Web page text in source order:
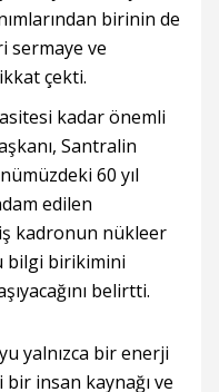
birinin de
sermaye ve
çekti.
kadar önemli
Santralin
60 yıl
edilen
kadronun nükleer
bilgi birikimini
belirtti.
yalnızca bir enerji
insan kaynağı ve